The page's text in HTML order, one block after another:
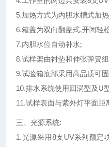
5.加热方式为内胆水槽式加
6.箱盖为双向翻盖式,开闭轻
7.内胆水位自动补水;
8.试样架由衬垫和伸张弹簧
9.试验箱底部采用高品质可
10.排水系统使用回涡型及U
11.试样表面与紫外灯平面距
三、光源系统:
1.光源采用8支UV系列额定